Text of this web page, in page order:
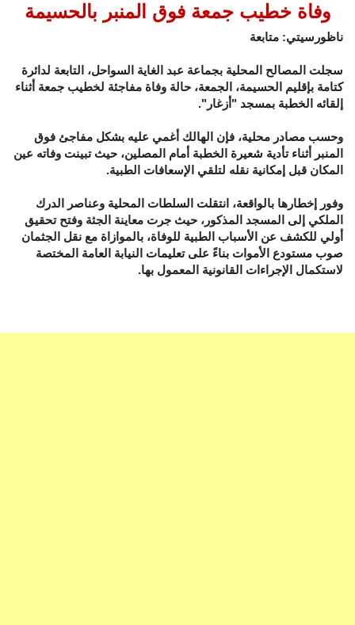
وفاة خطيب جمعة فوق المنبر بالحسيمة
ناظورسيتي: متابعة
سجلت المصالح المحلية بجماعة عبد الغاية السواحل، التابعة لدائرة
كتامة بإقليم الحسيمة، الجمعة، حالة وفاة مفاجئة لخطيب جمعة أثناء
إلقائه الخطبة بمسجد "أزغار".
وحسب مصادر محلية، فإن الهالك أغمي عليه بشكل مفاجئ فوق
المنبر أثناء تأدية شعيرة الخطبة أمام المصلين، حيث تبينت وفاته عين
المكان قبل إمكانية نقله لتلقي الإسعافات الطبية.
وفور إخطارها بالواقعة، انتقلت السلطات المحلية وعناصر الدرك
الملكي إلى المسجد المذكور، حيث جرت معاينة الجثة وفتح تحقيق
أولي للكشف عن الأسباب الطبية للوفاة، بالموازاة مع نقل الجثمان
صوب مستودع الأموات بناءً على تعليمات النيابة العامة المختصة
لاستكمال الإجراءات القانونية المعمول بها.